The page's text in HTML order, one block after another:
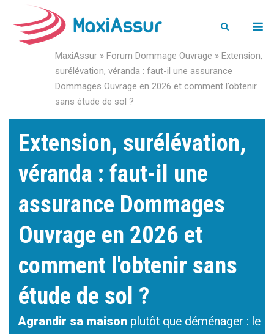
MaxiAssur » Forum Dommage Ouvrage » Extension,
surélévation, véranda : faut-il une assurance
Dommages Ouvrage en 2026 et comment l’obtenir
sans étude de sol ?
Extension, surélévation,
véranda : faut-il une
assurance Dommages
Ouvrage en 2026 et
comment l'obtenir sans
étude de sol ?
Agrandir sa maison plutôt que déménager : le